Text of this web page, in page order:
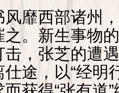
西部诸州，
。新生事物
，张芝的遭
途，以“经明